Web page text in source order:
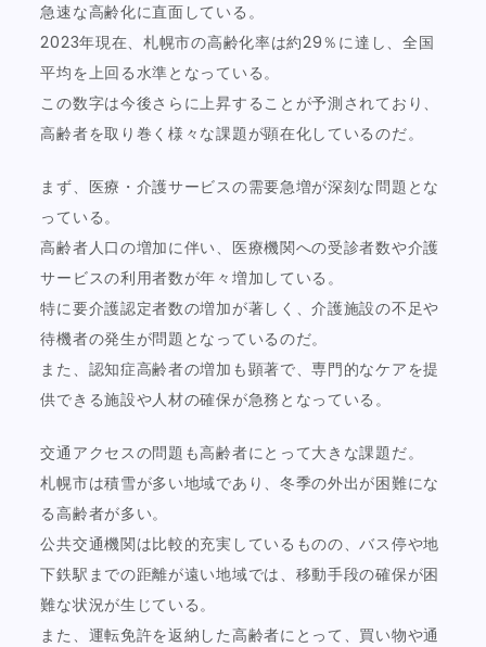
急速な高齢化に直面している。
2023年現在、札幌市の高齢化率は約29％に達し、全国
平均を上回る水準となっている。
この数字は今後さらに上昇することが予測されており、
高齢者を取り巻く様々な課題が顕在化しているのだ。
まず、医療・介護サービスの需要急増が深刻な問題とな
っている。
高齢者人口の増加に伴い、医療機関への受診者数や介護
サービスの利用者数が年々増加している。
特に要介護認定者数の増加が著しく、介護施設の不足や
待機者の発生が問題となっているのだ。
また、認知症高齢者の増加も顕著で、専門的なケアを提
供できる施設や人材の確保が急務となっている。
交通アクセスの問題も高齢者にとって大きな課題だ。
札幌市は積雪が多い地域であり、冬季の外出が困難にな
る高齢者が多い。
公共交通機関は比較的充実しているものの、バス停や地
下鉄駅までの距離が遠い地域では、移動手段の確保が困
難な状況が生じている。
また、運転免許を返納した高齢者にとって、買い物や通